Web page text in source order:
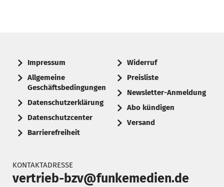
Impressum
Allgemeine
Geschäftsbedingungen
Datenschutzerklärung
Datenschutzcenter
Barrierefreiheit
Widerruf
Preisliste
Newsletter-Anmeldung
Abo kündigen
Versand
KONTAKTADRESSE
vertrieb-bzv@funkemedien.de